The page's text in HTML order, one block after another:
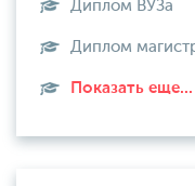
Диплом ВУЗа
Диплом
Показать еще...